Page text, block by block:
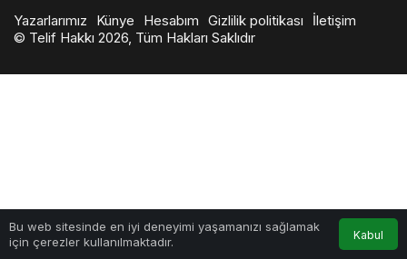
Bu web sitesinde en iyi deneyimi yaşamanızı sağlamak
için çerezler kullanılmaktadır.
Kabul
Anasayfa Akış Bildirimler
0
Yazarlarımız Künye Hesabım Gizlilik politikası
İletişim
© Telif Hakkı 2026, Tüm Hakları Saklıdır